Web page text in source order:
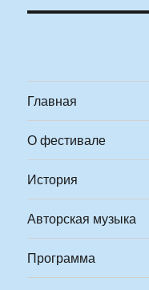
Главная
О фестивале
История
Авторская музыка
Программа